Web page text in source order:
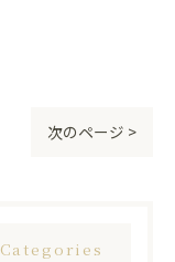
次のページ >
Categories